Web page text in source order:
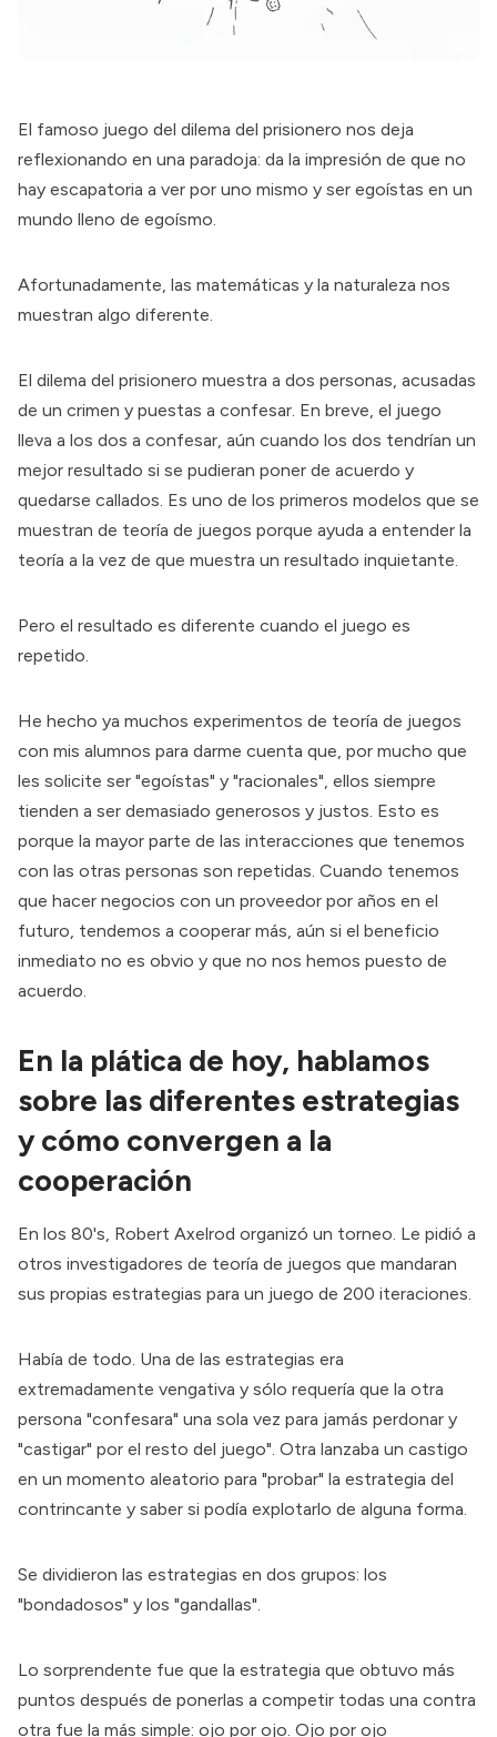
El famoso juego del dilema del prisionero nos deja
reflexionando en una paradoja: da la impresión de que no
hay escapatoria a ver por uno mismo y ser egoístas en un
mundo lleno de egoísmo.
Afortunadamente, las matemáticas y la naturaleza nos
muestran algo diferente.
El dilema del prisionero muestra a dos personas, acusadas
de un crimen y puestas a confesar. En breve, el juego
lleva a los dos a confesar, aún cuando los dos tendrían un
mejor resultado si se pudieran poner de acuerdo y
quedarse callados. Es uno de los primeros modelos que se
muestran de teoría de juegos porque ayuda a entender la
teoría a la vez de que muestra un resultado inquietante.
Pero el resultado es diferente cuando el juego es
repetido.
He hecho ya muchos experimentos de teoría de juegos
con mis alumnos para darme cuenta que, por mucho que
les solicite ser "egoístas" y "racionales", ellos siempre
tienden a ser demasiado generosos y justos. Esto es
porque la mayor parte de las interacciones que tenemos
con las otras personas son repetidas. Cuando tenemos
que hacer negocios con un proveedor por años en el
futuro, tendemos a cooperar más, aún si el beneficio
inmediato no es obvio y que no nos hemos puesto de
acuerdo.
En la plática de hoy, hablamos
sobre las diferentes estrategias
y cómo convergen a la
cooperación
En los 80's, Robert Axelrod organizó un torneo. Le pidió a
otros investigadores de teoría de juegos que mandaran
sus propias estrategias para un juego de 200 iteraciones.
Había de todo. Una de las estrategias era
extremadamente vengativa y sólo requería que la otra
persona "confesara" una sola vez para jamás perdonar y
"castigar" por el resto del juego". Otra lanzaba un castigo
en un momento aleatorio para "probar" la estrategia del
contrincante y saber si podía explotarlo de alguna forma.
Se dividieron las estrategias en dos grupos: los
"bondadosos" y los "gandallas".
Lo sorprendente fue que la estrategia que obtuvo más
puntos después de ponerlas a competir todas una contra
otra fue la más simple: ojo por ojo. Ojo por ojo